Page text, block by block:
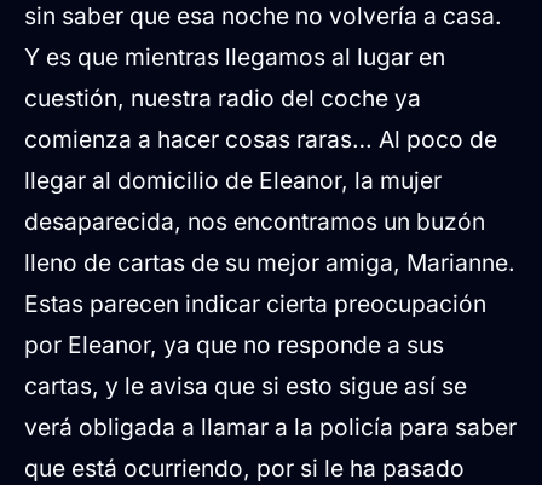
sin saber que esa noche no volvería a casa.
Y es que mientras llegamos al lugar en
cuestión, nuestra radio del coche ya
comienza a hacer cosas raras… Al poco de
llegar al domicilio de Eleanor, la mujer
desaparecida, nos encontramos un buzón
lleno de cartas de su mejor amiga, Marianne.
Estas parecen indicar cierta preocupación
por Eleanor, ya que no responde a sus
cartas, y le avisa que si esto sigue así se
verá obligada a llamar a la policía para saber
que está ocurriendo, por si le ha pasado